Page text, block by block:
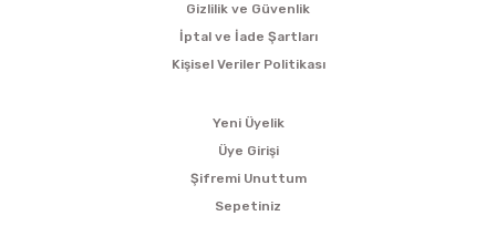
Gizlilik ve Güvenlik
İptal ve İade Şartları
Kişisel Veriler Politikası
Yeni Üyelik
Üye Girişi
Şifremi Unuttum
Sepetiniz